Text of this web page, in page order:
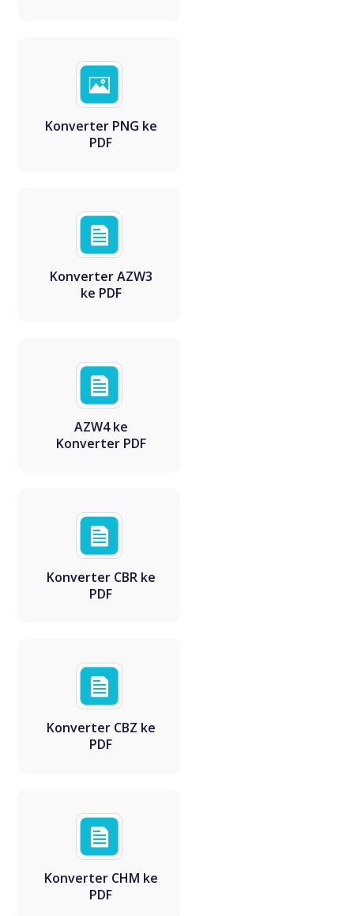
Konverter PNG ke
PDF
Konverter AZW3
ke PDF
AZW4 ke
Konverter PDF
Konverter CBR ke
PDF
Konverter CBZ ke
PDF
Konverter CHM ke
PDF